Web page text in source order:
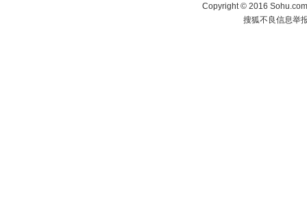
Copyright©2016
搜狐不良信息举